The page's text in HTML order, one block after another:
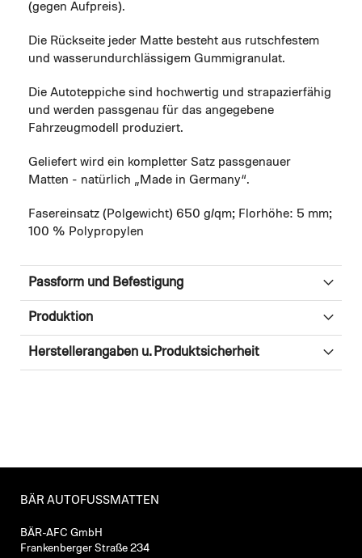
(gegen Aufpreis).
Die Rückseite jeder Matte besteht aus rutschfestem
und wasserundurchlässigem Gummigranulat.
Die Autoteppiche sind hochwertig und strapazierfähig
und werden passgenau für das angegebene
Fahrzeugmodell produziert.
Geliefert wird ein kompletter Satz passgenauer
Matten - natürlich „Made in Germany“.
Fasereinsatz (Polgewicht) 650 g/qm; Florhöhe: 5 mm;
100 % Polypropylen
Passform und Befestigung
Produktion
Herstellerangaben u. Produktsicherheit
BÄR AUTOFUSSMATTEN
BÄR-AFC GmbH
Frankenberger Straße 234